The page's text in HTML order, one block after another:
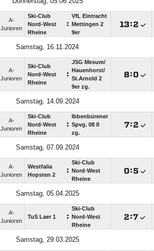
A-
Junioren
Ski-Club
Nord-West
Rheine
:
VfL Eintracht
Mettingen 2
9er
:
Samstag, 16.11.2024
A-
Junioren
Ski-Club
Nord-West
Rheine
:
JSG Mesum/​
Hauenhorst/​
St.Arnold 2
9er zg.
:
Samstag, 14.09.2024
A-
Junioren
Ski-Club
Nord-West
Rheine
:
Ibbenbürener
Spvg. 08 II
zg.
:
Samstag, 07.09.2024
A-
Junioren
Westfalia
Hopsten 2
:
Ski-Club
Nord-West
Rheine
:
Samstag, 05.04.2025
A-
Junioren
TuS Laer 1 :
Ski-Club
Nord-West
Rheine
:
Samstag, 29.03.2025